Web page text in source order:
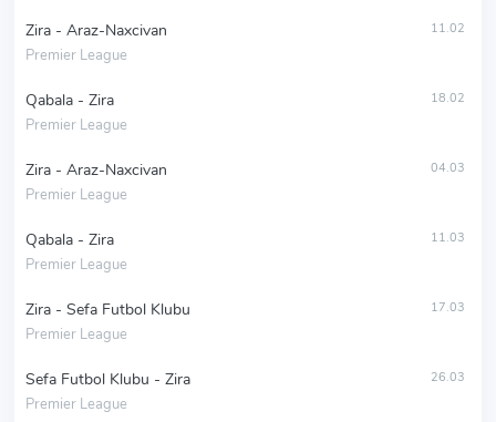
Zira - Araz-Naxcivan
Premier League
11.02
Qabala - Zira
Premier League
18.02
Zira - Araz-Naxcivan
Premier League
04.03
Qabala - Zira
Premier League
11.03
Zira - Sefa Futbol Klubu
Premier League
17.03
Sefa Futbol Klubu - Zira
Premier League
26.03